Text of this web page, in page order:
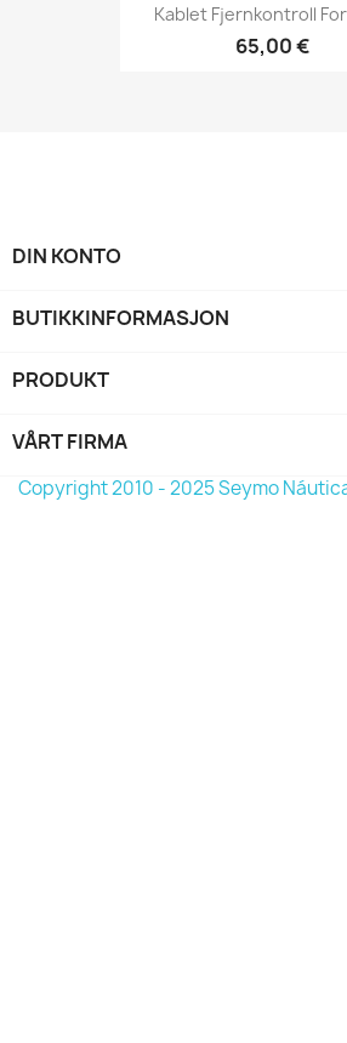
Kablet Fjernkontroll
65,00 €
DIN KONTO
BUTIKKINFORMASJON
PRODUKT
VÅRT FIRMA
Copyright 2010 - 2025 Seymo